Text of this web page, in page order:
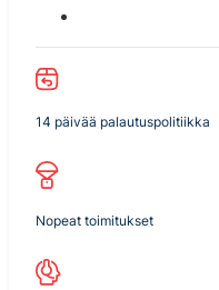
14 päivää palautuspolitiikka
Nopeat toimitukset